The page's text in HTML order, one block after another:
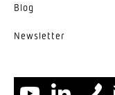
Blog
News­letter